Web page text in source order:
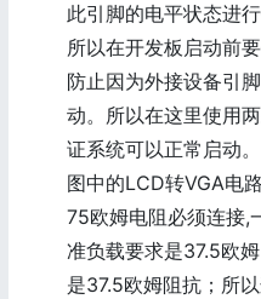
此引脚的电平状态进
所以在开发板启动前
防止因为外接设备引
动。所以在这里使用
证系统可以正常启动。
图中的LCD转VGA电
75欧姆电阻必须连接,
准负载要求是37.5欧
是37.5欧姆阻抗；所